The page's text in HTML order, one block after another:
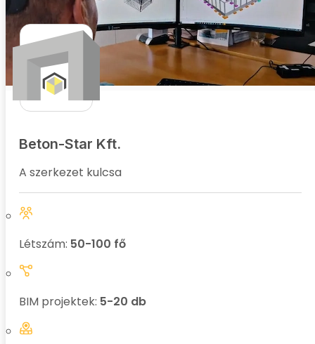
Beton-Star Kft.
A szerkezet kulcsa
Létszám: 50-100 fő
BIM projektek: 5-20 db